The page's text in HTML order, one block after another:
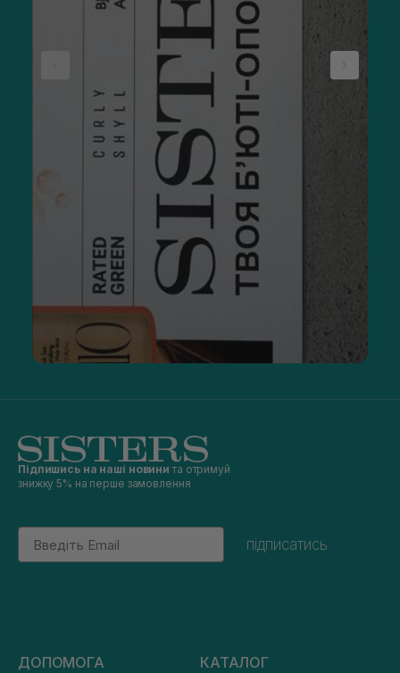
Підпишись на наші новини та отримуй
знижку 5% на перше замовлення
Email
підписатись
ДОПОМОГА КАТАЛОГ